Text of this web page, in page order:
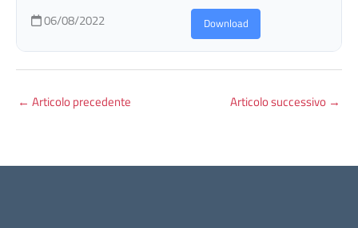
06/08/2022 Download
← Articolo precedente Articolo successivo →